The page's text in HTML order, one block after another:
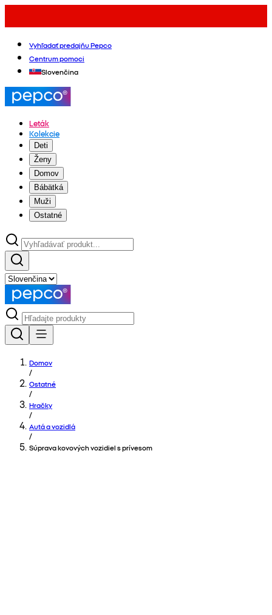
Vyhľadať predajňu Pepco
Centrum pomoci
Slovenčina
Leták
Kolekcie
Deti
Ženy
Domov
Bábätká
Muži
Ostatné
Domov
/
Ostatné
/
Hračky
/
Autá a vozidlá
/
Súprava kovových vozidiel s prívesom